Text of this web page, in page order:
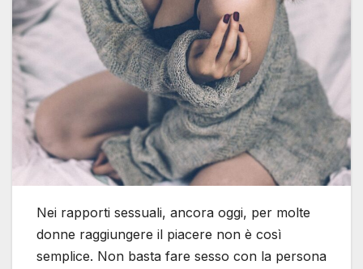
Nei rapporti sessuali, ancora oggi, per molte
donne raggiungere il piacere non è così
semplice. Non basta fare sesso con la persona